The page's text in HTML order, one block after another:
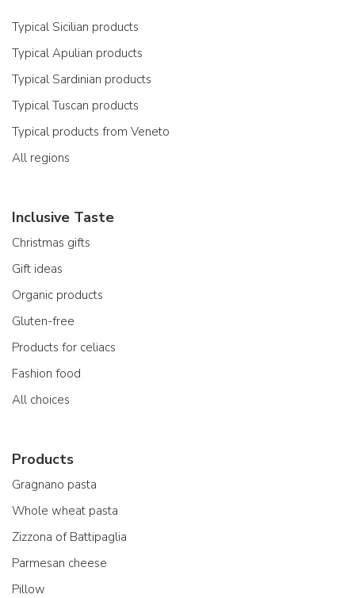
Typical Sicilian products
Typical Apulian products
Typical Sardinian products
Typical Tuscan products
Typical products from Veneto
All regions
Inclusive Taste
Christmas gifts
Gift ideas
Organic products
Gluten-free
Products for celiacs
Fashion food
All choices
Products
Gragnano pasta
Whole wheat pasta
Zizzona of Battipaglia
Parmesan cheese
Pillow